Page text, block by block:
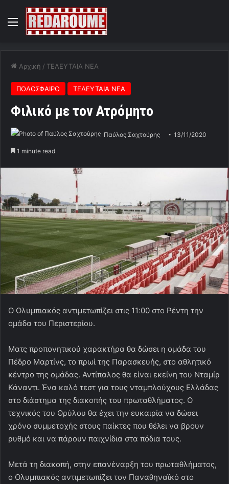
Menu
Αρχική / ΤΕΛΕΥΤΑΙΑ ΝΕΑ
ΠΟΔΟΣΦΑΙΡΟ ΤΕΛΕΥΤΑΙΑ ΝΕΑ
Φιλικό με τον Ατρόμητο
Παύλος Σαχτούρης 13/11/2020
1 minute read
Ο Ολυμπιακός αντιμετωπίζει στις 11:00 στο Ρέντη την
ομάδα του Περιστερίου.
Ματς προπονητικού χαρακτήρα θα δώσει η ομάδα του
Πέδρο Μαρτίνς, το πρωί της Παρασκευής, στο αθλητικό
κέντρο της ομάδας. Αντίπαλος θα είναι εκείνη του Νταμίρ
Κάναντι. Ένα καλό τεστ για τους νταμπλούχους Ελλάδας
στο διάστημα της διακοπής του πρωταθλήματος. Ο
τεχνικός του Θρύλου θα έχει την ευκαιρία να δώσει
χρόνο συμμετοχής στους παίκτες που θέλει να βρουν
ρυθμό και να πάρουν παιχνίδια στα πόδια τους.
Μετά τη διακοπή, στην επανέναρξη του πρωταθλήματος,
ο Ολυμπιακός αντιμετωπίζει τον Παναθηναϊκό στο